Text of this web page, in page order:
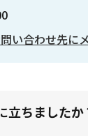
い合わせ先に
立ちましたか